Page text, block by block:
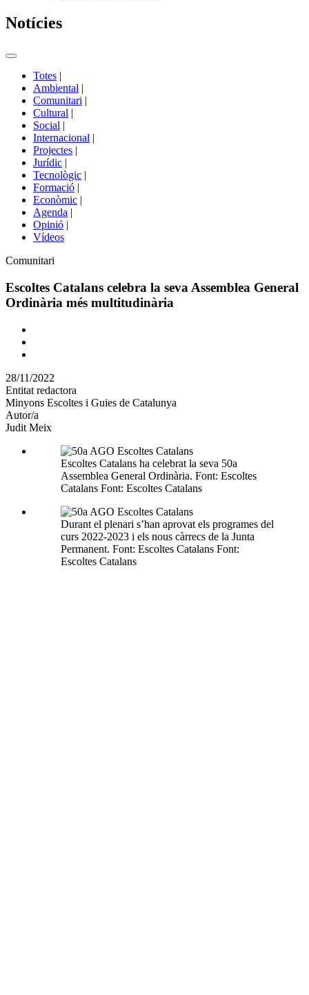
Notícies
Commutador
portals
Totes |
Ambiental |
Comunitari |
Cultural |
Social |
Internacional |
Projectes |
Jurídic |
Tecnològic |
Formació |
Econòmic |
Agenda |
Opinió |
Vídeos
Àmbit
la
notícia
Comunitari
Escoltes Catalans celebra la seva Assemblea General
Ordinària més multitudinària
Comparteix
altres
xarxes
socials
28/11/2022
Entitat redactora
Minyons Escoltes i Guies de Catalunya
Autor/a
Judit Meix
Escoltes Catalans ha celebrat la seva 50a
Assemblea General Ordinària. Font: Escoltes
Catalans Font: Escoltes Catalans
Durant el plenari s’han aprovat els programes del
curs 2022-2023 i els nous càrrecs de la Junta
Permanent. Font: Escoltes Catalans Font:
Escoltes Catalans